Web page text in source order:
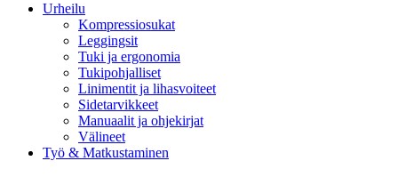
Urheilu
Kompressiosukat
Leggingsit
Tuki ja ergonomia
Tukipohjalliset
Linimentit ja lihasvoiteet
Sidetarvikkeet
Manuaalit ja ohjekirjat
Välineet
Työ & Matkustaminen